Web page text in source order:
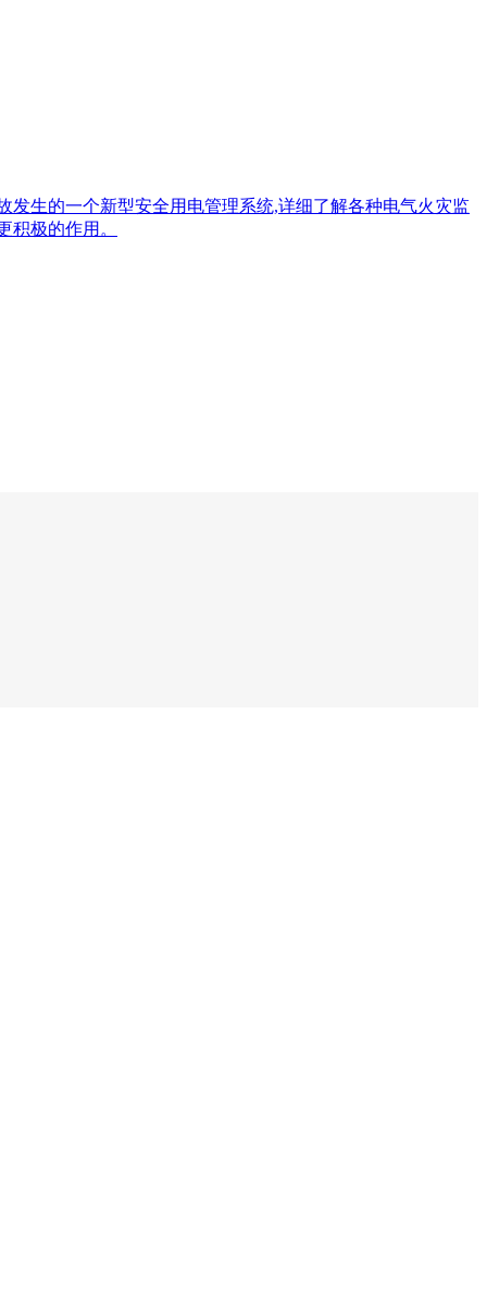
生的一个新型安全用电管理系统,详细了解各种电气火灾监
极的作用。